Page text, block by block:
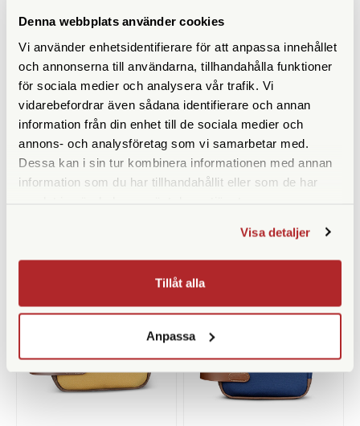
Denna webbplats använder cookies
Vi använder enhetsidentifierare för att anpassa innehållet
och annonserna till användarna, tillhandahålla funktioner
för sociala medier och analysera vår trafik. Vi
vidarebefordrar även sådana identifierare och annan
information från din enhet till de sociala medier och
annons- och analysföretag som vi samarbetar med.
Dessa kan i sin tur kombinera informationen med annan
information som du har tillhandahållit eller som de har
Visa detaljer
Tillåt alla
Anpassa
Billingham Capsule 1 - Black
FibreNyte/Black
Billingham Capsule 1 -
Burgundy Canvas/Chocolate